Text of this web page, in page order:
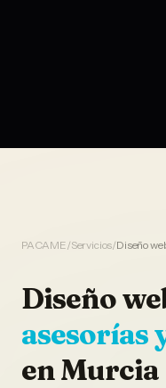
Diseno Web Asesoria
PACAME/Servicios/Diseño
Diseño
asesorías
enMurcia